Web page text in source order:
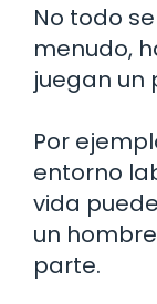
No todo
menudo,
juegan un
Por
entorno
vida
un
parte.